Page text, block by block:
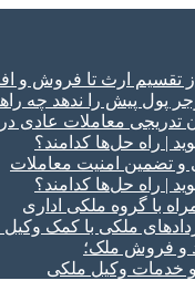
پول پیش را ندهد چه
تدریجی معاملات عادی
تضمین امنیت معاملات
با گروه ملکی اداری
ملکی با کمک
و فروش ملک؛
خدمات وکیل ملکی